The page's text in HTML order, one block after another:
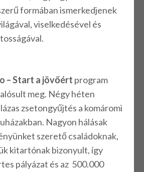
formában ismerkedjenek
viselkedésével és
– Start a jövőért program
meg. Négy héten
zsetongyűjtés a komáromi
Nagyon hálásak
szerető családoknak,
kitartónak bizonyult, így
pályázat és az 500.000